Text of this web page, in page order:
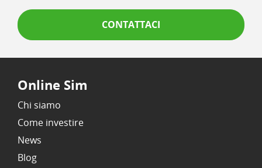
CONTATTACI
Online Sim
Chi siamo
Come investire
News
Blog